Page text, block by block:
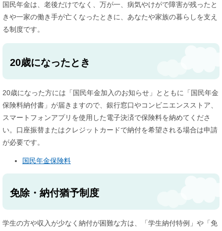
国民年金は、老後だけでなく、万が一、病気やけがで障害が残ったと
きや一家の働き手が亡くなったときに、あなたや家族の暮らしを支え
る制度です。
20歳になったとき
20歳になった方には「国民年金加入のお知らせ」とともに「国民年金
保険料納付書」が届きますので、銀行窓口やコンビニエンスストア、
スマートフォンアプリを使用した電子決済で保険料を納めてくださ
い。口座振替またはクレジットカードで納付を希望される場合は申請
が必要です。
国民年金保険料​
免除・納付猶予制度
学生の方や収入が少なく納付が困難な方は、「学生納付特例」や「免